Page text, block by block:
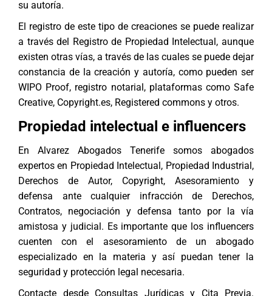
su autoría.
El registro de este tipo de creaciones se puede realizar
a través del Registro de Propiedad Intelectual, aunque
existen otras vías, a través de las cuales se puede dejar
constancia de la creación y autoría, como pueden ser
WIPO Proof, registro notarial, plataformas como Safe
Creative, Copyright.es, Registered commons y otros.
Propiedad intelectual e influencers
En Alvarez Abogados Tenerife somos abogados
expertos en Propiedad Intelectual, Propiedad Industrial,
Derechos de Autor, Copyright, Asesoramiento y
defensa ante cualquier infracción de Derechos,
Contratos, negociación y defensa tanto por la vía
amistosa y judicial. Es importante que los influencers
cuenten con el asesoramiento de un abogado
especializado en la materia y así puedan tener la
seguridad y protección legal necesaria.
Contacte desde Consultas Jurídicas y Cita Previa.